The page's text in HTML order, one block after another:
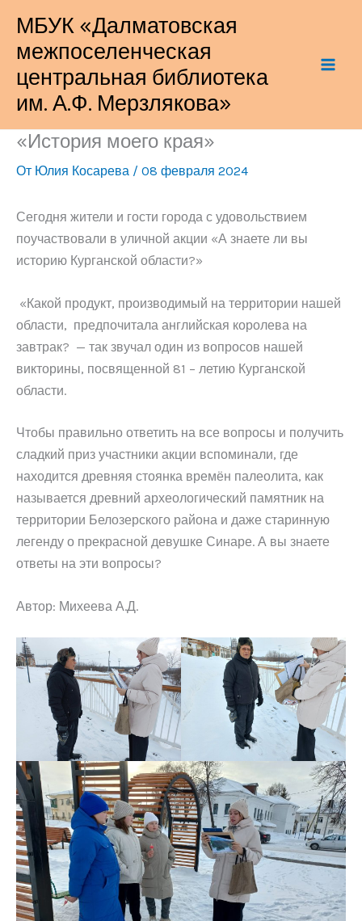
содержимому
МБУК «Далматовская
межпоселенческая
центральная библиотека
им. А.Ф. Мерзлякова»
«История моего края»
От Юлия Косарева / 08 февраля 2024
Сегодня жители и гости города с удовольствием
поучаствовали в уличной акции «А знаете ли вы
историю Курганской области?»
«Какой продукт, производимый на территории нашей
области, предпочитала английская королева на
завтрак? — так звучал один из вопросов нашей
викторины, посвященной 81 – летию Курганской
области.
Чтобы правильно ответить на все вопросы и получить
сладкий приз участники акции вспоминали, где
находится древняя стоянка времён палеолита, как
называется древний археологический памятник на
территории Белозерского района и даже старинную
легенду о прекрасной девушке Синаре. А вы знаете
ответы на эти вопросы?
Автор: Михеева А.Д.